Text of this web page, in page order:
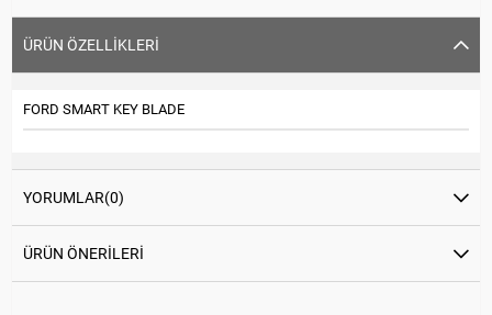
ÜRÜN ÖZELLIKLERI
FORD SMART KEY BLADE
YORUMLAR(0)
ÜRÜN ÖNERILERI